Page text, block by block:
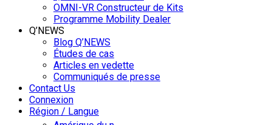
OMNI-VR Constructeur de Kits
Programme Mobility Dealer
Q’NEWS
Blog Q’NEWS
Études de cas
Articles en vedette
Communiqués de presse
Contact Us
Connexion
Région / Langue